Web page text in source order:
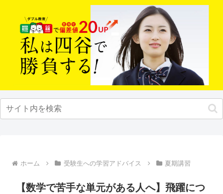
ホーム 受験生への学習アドバイス 夏期講習
【数学で苦手な単元がある人へ】飛躍につ